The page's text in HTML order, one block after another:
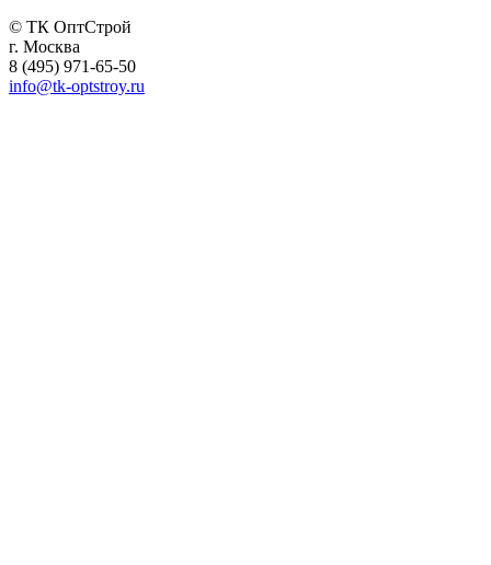
© ТК ОптСтрой
г. Москва
8 (495) 971-65-50
info@tk-optstroy.ru